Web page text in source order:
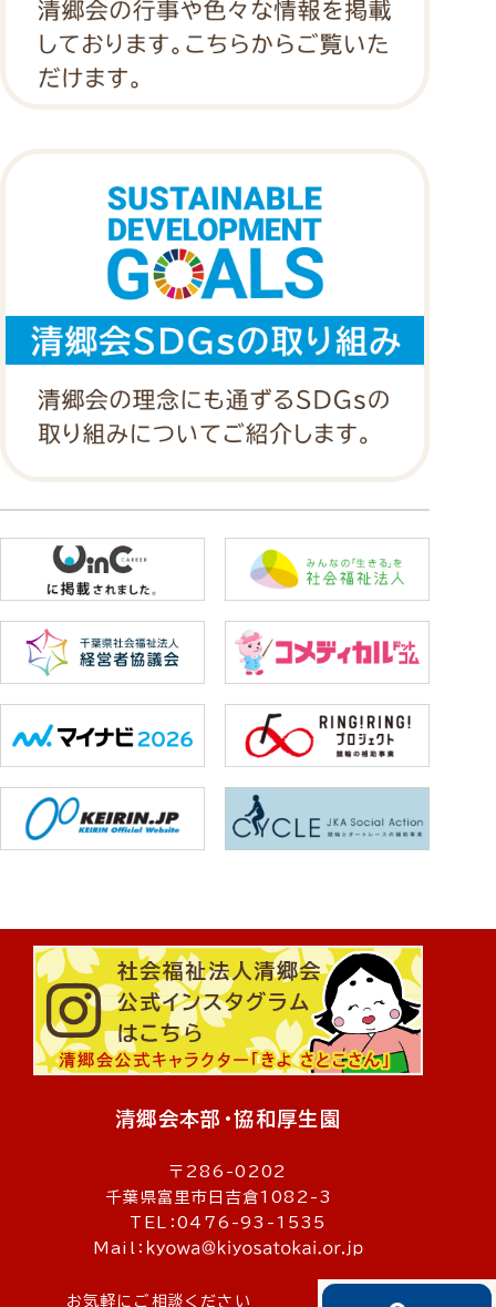
清郷会本部・協和厚生園
〒286-0202
千葉県富里市日吉倉1082-3
TEL：0476-93-1535
Mail：
お気軽にご相談ください